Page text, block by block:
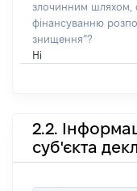
злочинним шляхом,
фінансуванню
знищення”?
Ні
2.2.
суб'єкта